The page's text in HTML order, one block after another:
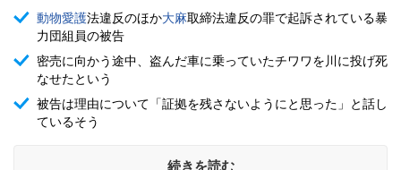
動物愛護法違反のほか大麻取締法違反の罪で起訴されている暴
力団組員の被告
密売に向かう途中、盗んだ車に乗っていたチワワを川に投げ死
なせたという
被告は理由について「証拠を残さないようにと思った」と話し
ているそう
続きを読む